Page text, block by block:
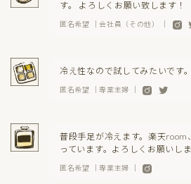
す。 よろしくお願い致します！
匿名希望 ｜会社員（その他） ｜
冷え性なので試してみたいです。
匿名希望 ｜専業主婦 ｜
普段手足が冷えます。楽天room
っています。よろしくお願いしま
匿名希望 ｜専業主婦 ｜